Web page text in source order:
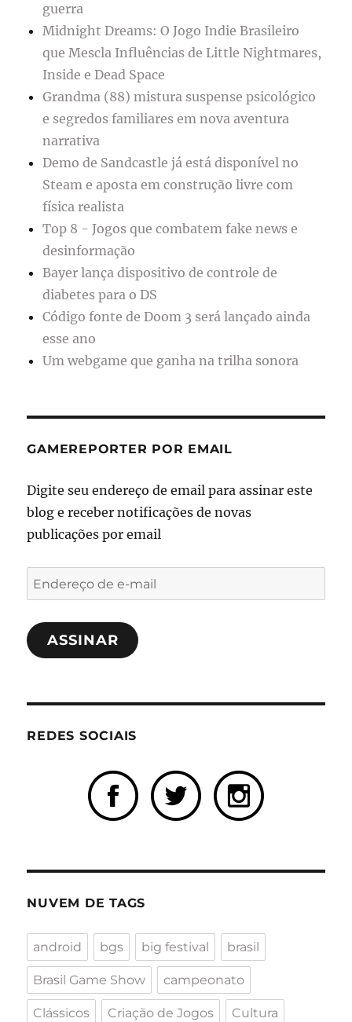
guerra
Midnight Dreams: O Jogo Indie Brasileiro
que Mescla Influências de Little Nightmares,
Inside e Dead Space
Grandma (88) mistura suspense psicológico
e segredos familiares em nova aventura
narrativa
Demo de Sandcastle já está disponível no
Steam e aposta em construção livre com
física realista
Top 8 - Jogos que combatem fake news e
desinformação
Bayer lança dispositivo de controle de
diabetes para o DS
Código fonte de Doom 3 será lançado ainda
esse ano
Um webgame que ganha na trilha sonora
GAMEREPORTER POR EMAIL
Digite seu endereço de email para assinar este
blog e receber notificações de novas
publicações por email
Endereço
de
e-
mailASSINAR
REDES SOCIAIS
NUVEM DE TAGS
android bgs big festival brasil
Brasil Game Show campeonato
Clássicos Criação de Jogos Cultura